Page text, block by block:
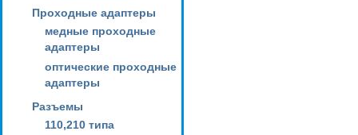
Проходные адаптеры
медные проходные
адаптеры
оптические проходные
адаптеры
Разъемы
110,210 типа